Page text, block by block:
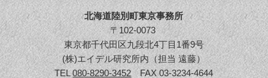
北海道陸別町東京事務所
〒102-0073
東京都千代田区九段北4丁目1番9号
(株)エイデル研究所内（担当 遠藤）
TEL080-8290-3452FAX 03-3234-4644